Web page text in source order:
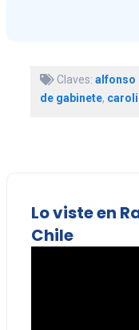
Claves: alfonso
de gabinete,
Lo viste en
Chile